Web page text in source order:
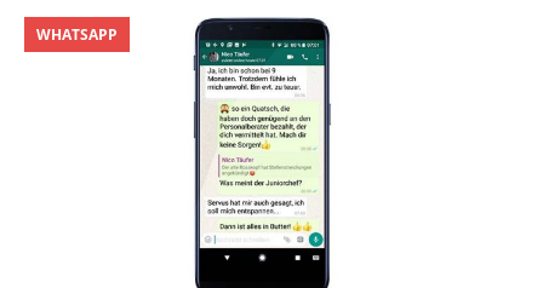
WHATSAPP